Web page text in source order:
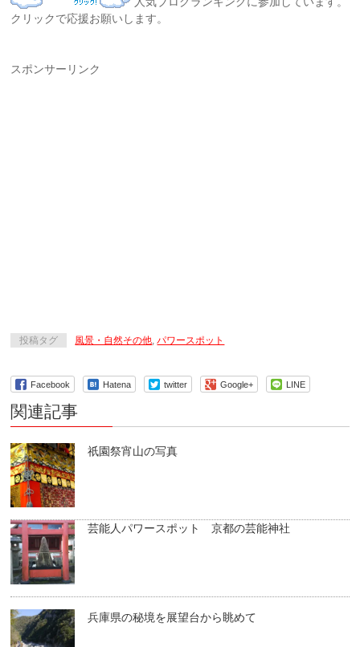
クリックで応援お願いします。
スポンサーリンク
投稿タグ 風景・自然その他,パワースポット
Facebook Hatena twitter Google+ LINE
関連記事
祇園祭宵山の写真
芸能人パワースポット 京都の芸能神社
兵庫県の秘境を展望台から眺めて